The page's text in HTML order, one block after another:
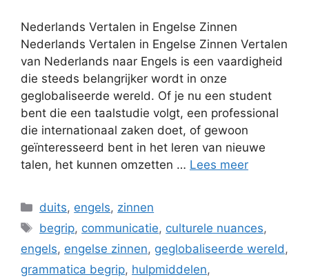
Nederlands Vertalen in Engelse Zinnen
Nederlands Vertalen in Engelse Zinnen Vertalen
van Nederlands naar Engels is een vaardigheid
die steeds belangrijker wordt in onze
geglobaliseerde wereld. Of je nu een student
bent die een taalstudie volgt, een professional
die internationaal zaken doet, of gewoon
geïnteresseerd bent in het leren van nieuwe
talen, het kunnen omzetten … Lees meer
Categorieën
duits, engels, zinnen
Tags
begrip, communicatie, culturele nuances,
engels, engelse zinnen, geglobaliseerde wereld,
grammatica begrip, hulpmiddelen,